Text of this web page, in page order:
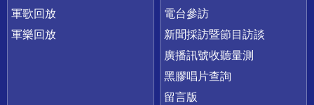
軍歌回放
軍樂回放
電台參訪
新聞採訪暨節目訪談
廣播訊號收聽量測
黑膠唱片查詢
留言版